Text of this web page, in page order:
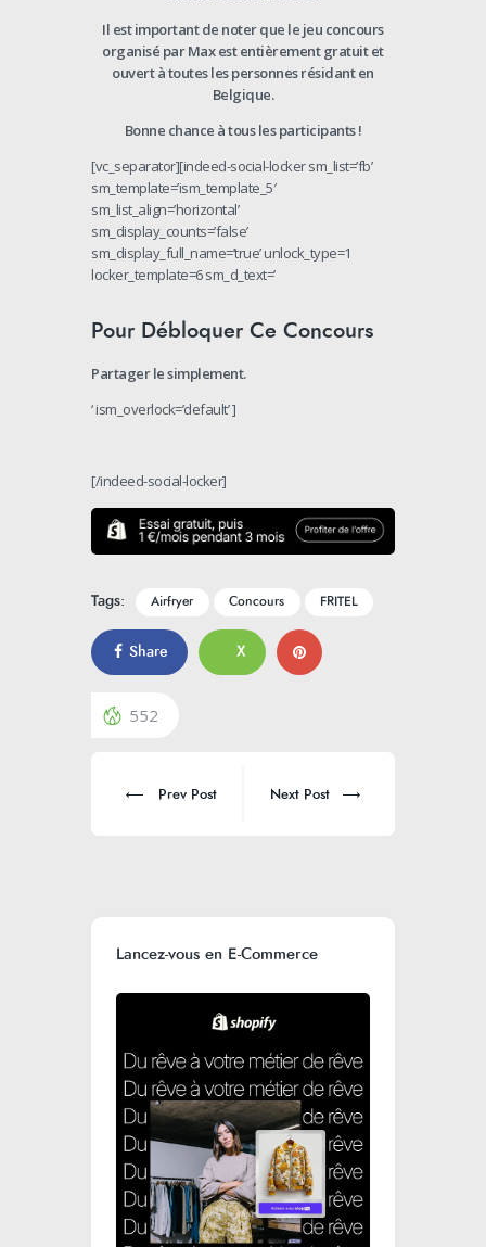
Il est important de noter que le jeu concours
organisé par Max est entièrement gratuit et
ouvert à toutes les personnes résidant en
Belgique.
Bonne chance à tous les participants !
[vc_separator][indeed-social-locker sm_list=’fb’
sm_template=’ism_template_5′
sm_list_align=’horizontal’
sm_display_counts=’false’
sm_display_full_name=’true’ unlock_type=1
locker_template=6 sm_d_text=’
Pour Débloquer Ce Concours
Partager le simplement.
‘ ism_overlock=’default’ ]
[/indeed-social-locker]
Tags: Airfryer Concours FRITEL
Share X
552
Prev Post Next Post
Lancez-vous en E-Commerce